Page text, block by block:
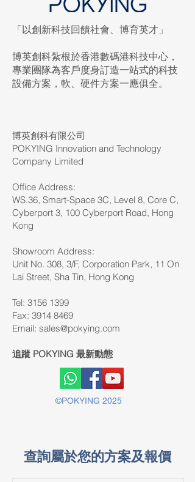
「以創新科技回饋社會、博育英才」
博英創科紮根於香港數碼港科技中心，
專業團隊為客戶度身訂造一站式的科技
設備方案，軟、硬件方案一應俱全。
博英創科有限公司
POKYING Innovation and Technology
Company Limited
Office Address:
WS.36, Smart-Space 3C, Level 8, Core C,
Cyberport 3, 100 Cyberport Road, Hong
Kong
Showroom Address:
Unit No. 308, 3/F, Corporation Park, 11 On
Lai Street, Sha Tin, Hong Kong
Tel: 3156 1399
Fax: 3914 8469
Email: sales@pokying.com
追蹤 POKYING 最新動態
©POKYING 2025
查詢屬於您的方案及報價